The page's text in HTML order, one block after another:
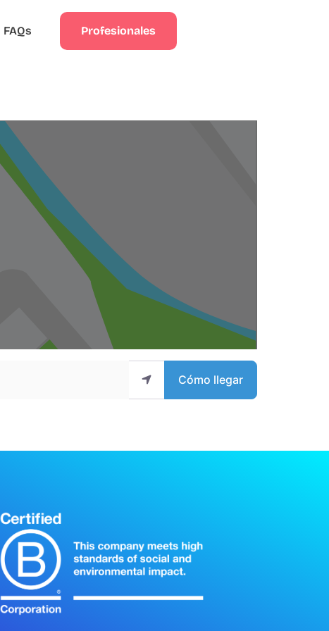
FAQs Profesionales
Cómo llegar